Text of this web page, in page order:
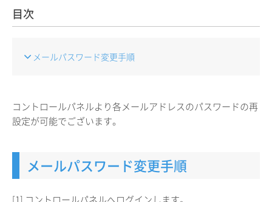
目次
メールパスワード変更手順
コントロールパネルより各メールアドレスのパスワードの再
設定が可能でございます。
メールパスワード変更手順